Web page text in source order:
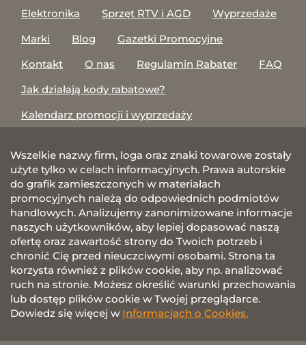
Elektronika
Sprzęt RTV i AGD
Wyprzedaże
Marki
Blog
Gazetki Promocyjne
Kontakt
O nas Regulamin Rabater
FAQ
Jak działają kody rabatowe?
Kalendarz promocji i wyprzedaży
Wszelkie nazwy firm, loga oraz znaki towarowe zostały
użyte tylko w celach informacyjnych. Prawa autorskie
do grafik zamieszczonych w materiałach
promocyjnych należą do odpowiednich podmiotów
handlowych. Analizujemy zanonimizowane informacje
naszych użytkowników, aby lepiej dopasować naszą
ofertę oraz zawartość strony do Twoich potrzeb i
chronić Cię przed nieuczciwymi osobami. Strona ta
korzysta również z plików cookie, aby np. analizować
ruch na stronie. Możesz określić warunki przechowania
lub dostęp plików cookie w Twojej przeglądarce.
Dowiedz się więcej w Informacjach o Cookies.